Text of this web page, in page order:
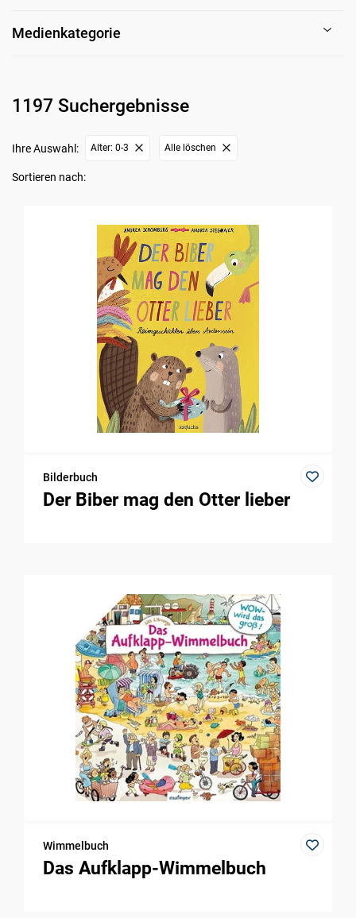
Medienkategorie
1197 Suchergebnisse
Ihre Auswahl: Alter: 0-3 Alle löschen
Sortieren nach:
Bilderbuch
Der Biber mag den Otter lieber
Wimmelbuch
Das Aufklapp-Wimmelbuch